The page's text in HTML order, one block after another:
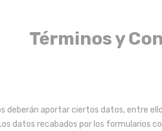
Términos y
deberán aportar ciertos datos, entre
datos recabados por los formularios